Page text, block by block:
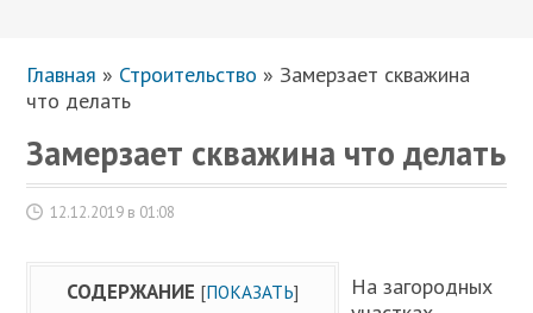
Главная » Строительство » Замерзает скважина
что делать
Замерзает скважина что делать
12.12.2019 в 01:08
СОДЕРЖАНИЕ [ПОКАЗАТЬ]
На загородных